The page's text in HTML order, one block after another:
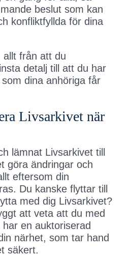
beslut som kan
konfliktfyllda för dina
allt från att du
detalj till att du har
dina anhöriga får
Livsarkivet när
lämnat Livsarkivet till
göra ändringar och
eftersom din
Du kanske flyttar till
med dig Livsarkivet?
att veta att du med
en auktoriserad
närhet, som tar hand
säkert.